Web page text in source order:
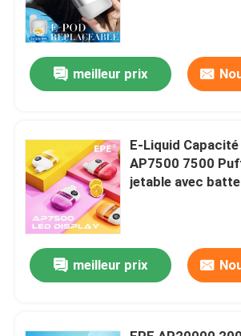
meilleur prix
E-Liquid Capacité
AP7500 7500
jetable avec
meilleur prix